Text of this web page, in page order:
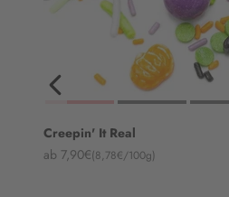
Creepin' It Real
Angebot
ab 7,90€(8,78€/100g)